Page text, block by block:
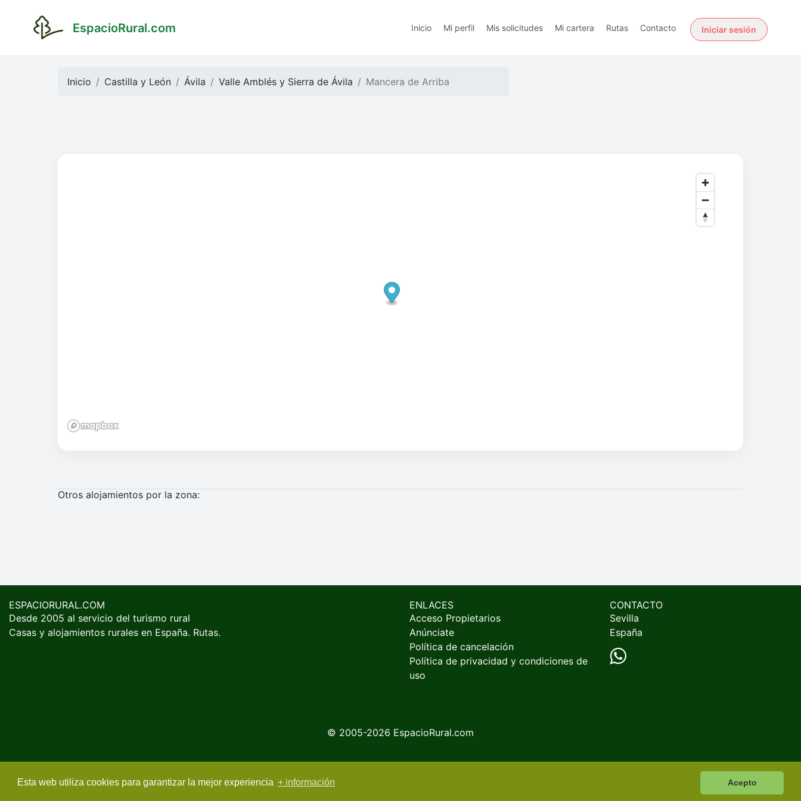
Esta web utiliza cookies para garantizar la mejor experiencia + información Acepto
EspacioRural.com Inicio Mi perfil Mis solicitudes Mi cartera Rutas Contacto Iniciar sesión
Inicio Castilla y León Ávila Valle Amblés y Sierra de Ávila Mancera de Arriba
Otros alojamientos por la zona:
ESPACIORURAL.COM
Desde 2005 al servicio del turismo rural
Casas y alojamientos rurales en España. Rutas.
ENLACES
Acceso Propietarios
Anúnciate
Política de cancelación
Política de privacidad y condiciones de
uso
CONTACTO
Sevilla
España
© 2005-2026 EspacioRural.com